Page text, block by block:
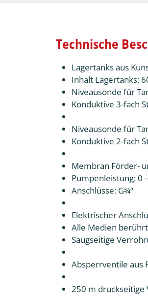
Technische
Lagertanks aus
Inhalt Lagertanks:
Niveausonde für
Konduktive 3-fach
Niveausonde für
Konduktive 2-fach
Membran Förder-
Pumpenleistung: 0
Anschlüsse: G¾“
Elektrischer
Alle Medien
Saugseitige
Absperrventile aus
250 m druckseitige